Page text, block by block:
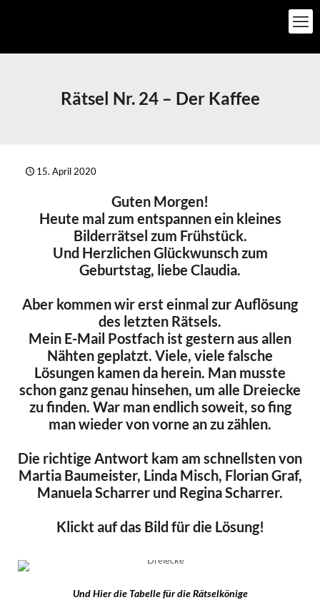
Rätsel Nr. 24 – Der Kaffee
15. April 2020
Guten Morgen!
Heute mal zum entspannen ein kleines
Bilderrätsel zum Frühstück.
Und Herzlichen Glückwunsch zum
Geburtstag, liebe Claudia.
Aber kommen wir erst einmal zur Auflösung
des letzten Rätsels.
Mein E-Mail Postfach ist gestern aus allen
Nähten geplatzt. Viele, viele falsche
Lösungen kamen da herein. Man musste
schon ganz genau hinsehen, um alle Dreiecke
zu finden. War man endlich soweit, so fing
man wieder von vorne an zu zählen.
Die richtige Antwort kam am schnellsten von
Martia Baumeister, Linda Misch, Florian Graf,
Manuela Scharrer und Regina Scharrer.
Klickt auf das Bild für die Lösung!
Und Hier die Tabelle für die Rätselkönige